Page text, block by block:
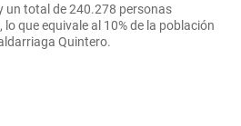
un total de 240.278 personas
que equivale al 10% de la población
Quintero.